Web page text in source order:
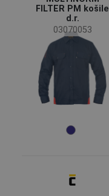
FILTER PM košile
d.r.
03070053